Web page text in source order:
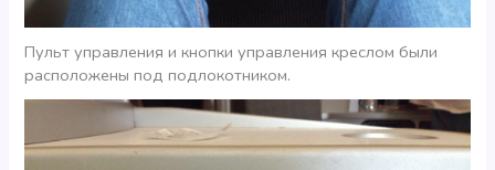
Пульт управления и кнопки управления креслом были
расположены под подлокотником.